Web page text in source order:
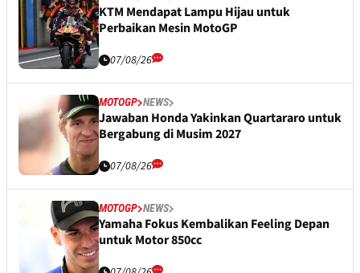
KTM Mendapat Lampu Hijau untuk
Perbaikan Mesin MotoGP
07/08/26
MOTOGP NEWS
Jawaban Honda Yakinkan Quartararo untuk
Bergabung di Musim 2027
07/08/26
MOTOGP NEWS
Yamaha Fokus Kembalikan Feeling Depan
untuk Motor 850cc